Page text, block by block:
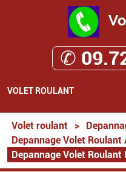
✆
VOLET ROULANT
Volet roulant >
Depannage Volet Roulant
Depannage Volet